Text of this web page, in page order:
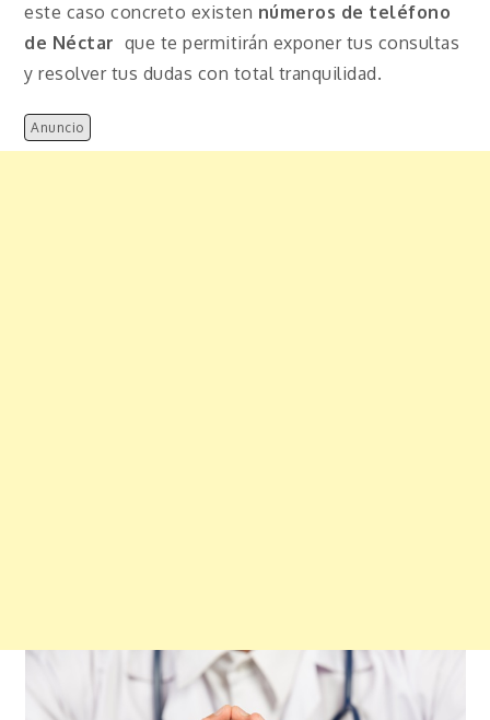
este caso concreto existen números de teléfono
de Néctar que te permitirán exponer tus consultas
y resolver tus dudas con total tranquilidad.
Anuncio